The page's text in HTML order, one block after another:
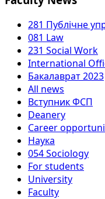
281 Публічне
081 Law
231 Social Work
International
Бакалаврат 2023
All news
Вступник ФСП
Deanery
Career
Наука
054 Sociology
For students
University
Faculty